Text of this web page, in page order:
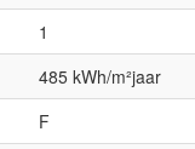
1
485 kWh/m²jaar
F